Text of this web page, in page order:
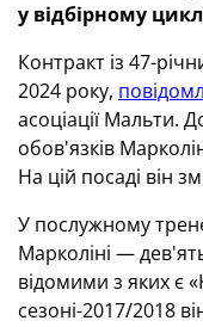
у відбірному
Контракт із 47-
2024 року,
асоціації Мальти.
обов'язків
На цій посаді він
У послужному
Марколіні —
відомими з яких є
сезоні-2017/2018